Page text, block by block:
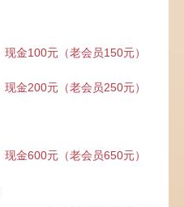
现金100元（老会员150元）
现金200元（老会员250元）
现金600元（老会员650元）